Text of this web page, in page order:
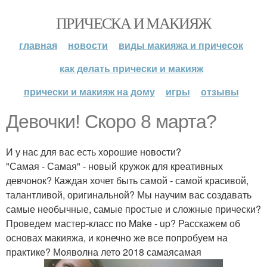
ПРИЧЕСКА И МАКИЯЖ
главная новости
виды макияжа и причесок
как делать прически и макияж
прически и макияж на дому
игры отзывы
Девочки! Скоро 8 марта?
И у нас для вас есть хорошие новости?
"Самая - Самая" - новый кружок для креативных
девчонок? Каждая хочет быть самой - самой красивой,
талантливой, оригинальной? Мы научим вас создавать
самые необычные, самые простые и сложные прически?
Проведем мастер-класс по Make - up? Расскажем об
основах макияжа, и конечно же все попробуем на
практике? Мояволна лето 2018 самаясамая